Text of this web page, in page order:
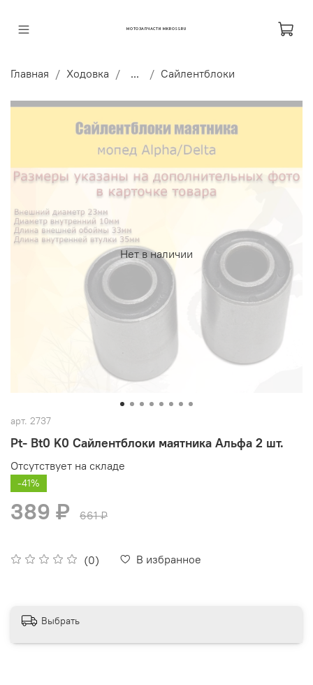
МОТОЗАПЧАСТИ MKROSS.RU
Главная Ходовка ... Сайлентблоки
Нет в наличии
арт. 2737
Pt- Bt0 K0 Сайлентблоки маятника Альфа 2 шт.
(0) В избранное
Отсутствует на складе
-41%
389 ₽ 661 ₽
Выбрать